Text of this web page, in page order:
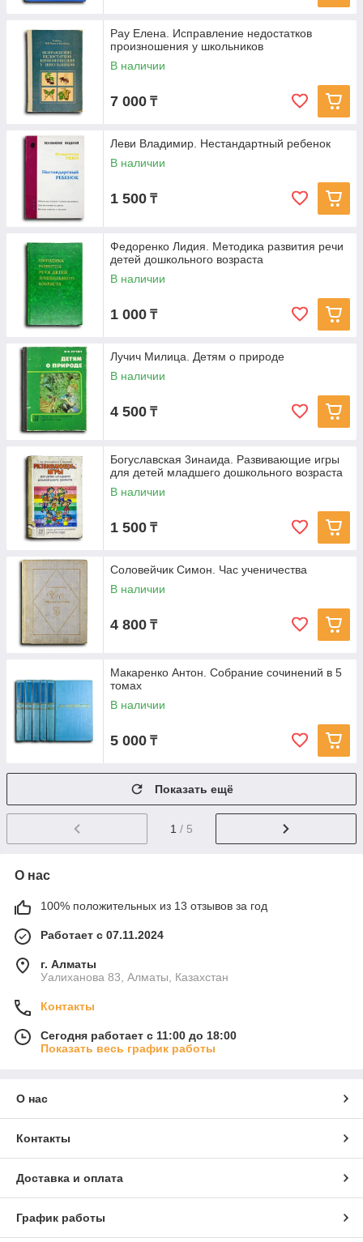
Pay Eлена. Исправление недостатков
произношения у школьников
В наличии
7 000 ₸
Леви Владимир. Нестандартный ребенок
В наличии
1 500 ₸
Федоренко Лидия. Методика развития речи
детей дошкольного возраста
В наличии
1 000 ₸
Лучич Милица. Детям о природе
В наличии
4 500 ₸
Богуславская 3инаида. Развивающие игры
для детей младшего дошкольного возраста
В наличии
1 500 ₸
Соловейчик Симон. Час ученичества
В наличии
4 800 ₸
Макаренко Антон. Собрание сочинений в 5
томах
В наличии
5 000 ₸
Показать ещё
1 / 5
О нас
100% положительных из 13 отзывов за год
Работает с 07.11.2024
г. Алматы
Уалиханова 83, Алматы, Казахстан
Контакты
Сегодня работает с 11:00 до 18:00
Показать весь график работы
О нас
Контакты
Доставка и оплата
График работы